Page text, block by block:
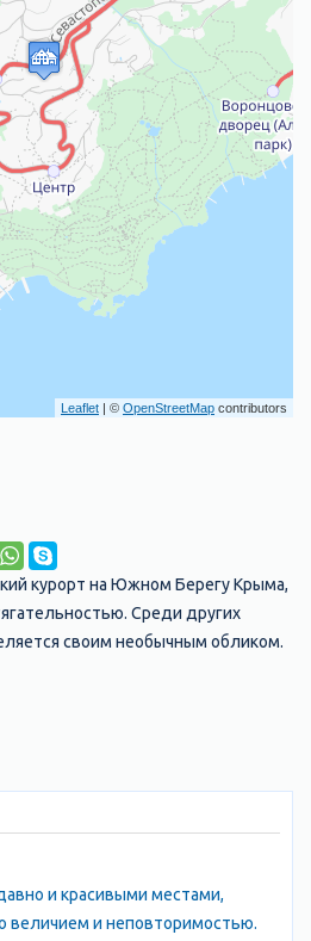
Leaflet | © OpenStreetMap contributors
курорт на Южном Берегу Крыма,
Среди других
своим необычным обликом.
ступеням гигантской
улочки располагают к
несложно ориентироваться: все
инфраструктуры
город с моря: небольшие бухты
расположились дома всех
и красивыми местами,
величием и неповторимостью.